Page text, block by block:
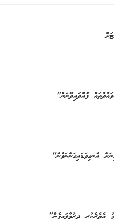
ފުއްދައިދޭނަން"
އެނގިވަޑައިގަންނަވާނެ"